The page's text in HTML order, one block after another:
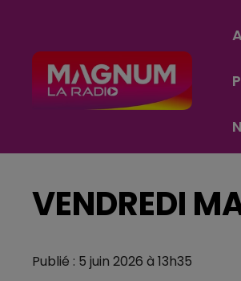
VENDREDI
Publié : 5 juin 2026 à 13h35